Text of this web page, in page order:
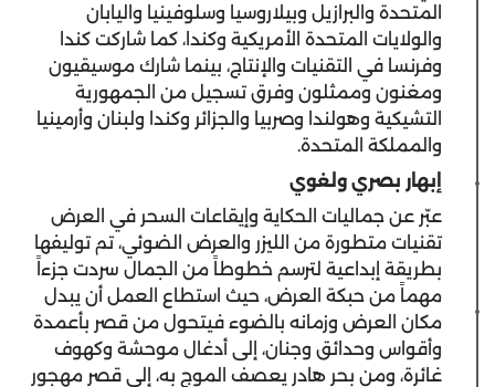
المتحدة والبرازيل وبيلاروسيا وسلوفينيا واليابان
والولايات المتحدة الأمريكية وكندا، كما شاركت كندا
وفرنسا في التقنيات والإنتاج، بينما شارك موسيقيون
ومغنون وممثلون وفرق تسجيل من الجمهورية
التشيكية وهولندا وصربيا والجزائر وكندا ولبنان وأرمينيا
والمملكة المتحدة.
إبهار بصري ولغوي
‎عبّر عن جماليات الحكاية وإيقاعات السحر في العرض
تقنيات متطورة من الليزر والعرض الضوئي، تم توليفها
بطريقة إبداعية لترسم خطوطاً من الجمال سردت جزءاً
مهماً من حبكة العرض، حيث استطاع العمل أن يبدل
مكان العرض وزمانه بالضوء فيتحول من قصر بأعمدة
وأقواس وحدائق وجنان، إلى أدغال موحشة وكهوف
غائرة، ومن بحر هادر يعصف الموج به، إلى قصر مهجور